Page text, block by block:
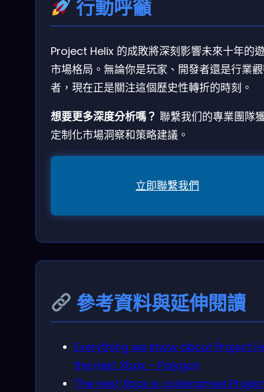
行動呼籲
Project Helix 的成敗將深刻影響未來十年的
市場格局。無論你是玩家、開發者還是行業
者，現在正是關注這個歷史性轉折的時刻。
想要更多深度分析嗎？ 聯繫我们的專業團隊
定制化市場洞察和策略建議。
立即聯繫我們
參考資料與延伸閱讀
Everything we know about Project
the next Xbox – Polygon
The next Xbox is codenamed